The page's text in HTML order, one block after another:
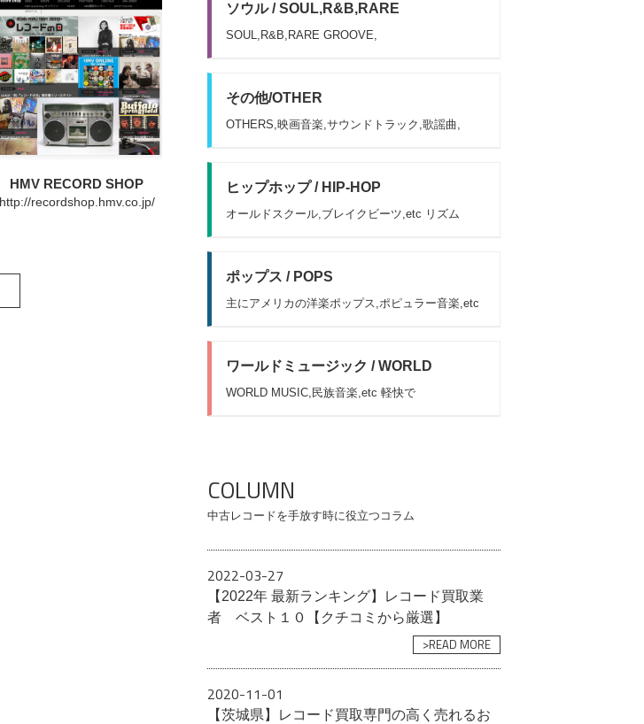
HMV RECORD SHOP
http://recordshop.hmv.co.jp/
ソウル / SOUL,R&B,RARE
SOUL,R&B,RARE GROOVE,
その他/OTHER
OTHERS,映画音楽,サウンドトラック,歌謡曲,
ヒップホップ / HIP-HOP
オールドスクール,ブレイクビーツ,etc リズム
ポップス / POPS
主にアメリカの洋楽ポップス,ポピュラー音楽,etc
ワールドミュージック / WORLD
WORLD MUSIC,民族音楽,etc 軽快で
COLUMN
中古レコードを手放す時に役立つコラム
2022-03-27
【2022年 最新ランキング】レコード買取業
者 ベスト１０【クチコミから厳選】
>READ MORE
2020-11-01
【茨城県】レコード買取専門の高く売れるお